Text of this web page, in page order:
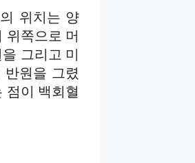
위치는 양
위쪽으로 머
그리고 미
원을 그렸
점이 백회혈